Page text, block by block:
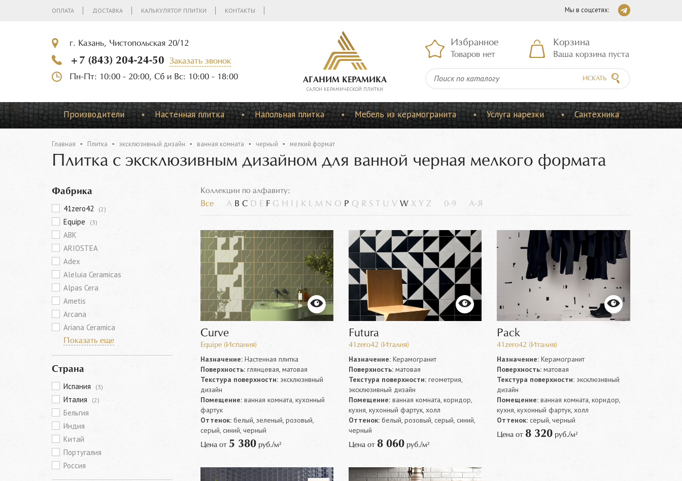
ОПЛАТА ДОСТАВКА КАЛЬКУЛЯТОР ПЛИТКИ КОНТАКТЫ Мы в соцсетях:
г. Казань, Чистопольская 20/12
+7 (843) 204-24-50
Заказать звонок
Пн-Пт: 10:00 - 20:00, Сб и Вс: 10:00 - 18:00
АГАНИМ КЕРАМИКА
CАЛОН КЕРАМИЧЕСКОЙ ПЛИТКИ
Избранное
Товаров нет
Корзина
Ваша корзина пуста
ИСКАТЬ
Производители Настенная плитка Напольная плитка Мебель из керамогранита Услуга нарезки Сантехника
Главная Плитка эксклюзивный дизайн ванная комната черный мелкий формат
Плитка с эксклюзивным дизайном для ванной черная мелкого формата
Фабрика
41zero42 (2)
Equipe (3)
ABK
ARIOSTEA
Adex
Aleluia Ceramicas
Alpas Cera
Ametis
Arcana
Ariana Ceramica
Показать еще
Страна
Испания (3)
Италия (2)
Бельгия
Индия
Китай
Португалия
Россия
Коллекции по алфавиту:
Все A B C D E F G H K L M N O P Q R S U V W X Y Z 0-9 А-Я
Curve
Equipe (Испания)
Назначение:Настенная плитка
Поверхность:глянцевая, матовая
Текстура поверхности:эксклюзивный
дизайн
Помещение:ванная комната, кухонный
фартук
Оттенок:белый, зеленый, розовый,
серый, синий, черный
Цена от 5 380руб./м²
Futura
41zero42 (Италия)
Назначение:Керамогранит
Поверхность:матовая
Текстура поверхности:геометрия,
эксклюзивный дизайн
Помещение:ванная комната, коридор,
кухня, кухонный фартук, холл
Оттенок:белый, розовый, серый, синий,
черный
Цена от 8 060руб./м²
Pack
41zero42 (Италия)
Назначение: Керамогранит
Поверхность: матовая
Текстура поверхности: эксклюзивный
дизайн
Помещение: ванная комната, коридор,
кухня, кухонный фартук, холл
Оттенок: серый, черный
Цена от 8 320 руб./м²